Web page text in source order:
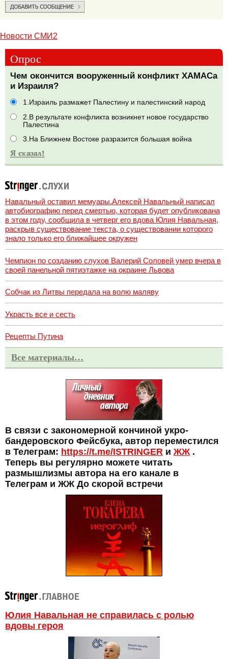
Новости СМИ2
Опрос
Чем окончится вооруженный конфликт ХАМАСа
и Израиля?
1.Израиль размажет Палестину и палестинский народ
2.В результате конфликта возникнет новое государство
Палестина
3.На Ближнем Востоке разразится большая война
Навальный оставил мемуары.Алексей Навальный написал
автобиографию перед смертью, которая будет опубликована
в этом году, сообщила в четверг его вдова Юлия Навальная,
раскрыв существование текста, о существовании которого
знало только его ближайшее окружен
Чемпион по созданию слухов Валерий Соловей умер вчера в
своей панельной пятиэтажке на окраине Львова
Собчак из Литвы передала на волю маляву
Украсть все и сесть
Рецепты Путина
Все материалы…
В связи с закономерной кончиной укро-
бандеровского Фейсбука, автор переместился
в Телеграм: https://t.me/ISTRINGER и ЖЖ .
Теперь вы регулярно можете читать
размышлизмы автора на его канале в
Телеграм и ЖЖ До скорой встречи
Юлия Навальная не справилась с ролью
вдовы героя